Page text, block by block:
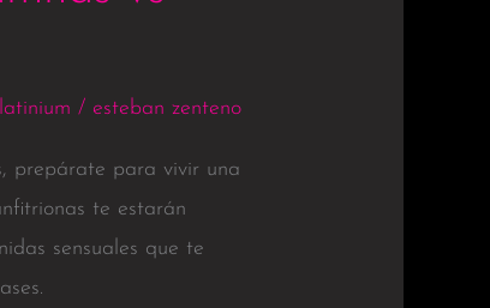
/ esteban zenteno
prepárate para vivir una
te estarán
sensuales que te